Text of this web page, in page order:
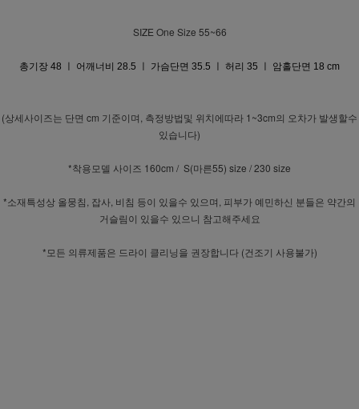
SIZE One Size 55~66
총기장 48 ㅣ 어깨너비 28.5 ㅣ 가슴단면 35.5 ㅣ 허리 35 ㅣ 암홀단면 18 cm
(상세사이즈는 단면 cm 기준이며, 측정방법및 위치에따라 1~3cm의 오차가 발생할수
있습니다)
*착용모델 사이즈 160cm / S(마른55) size / 230 size
*소재특성상 올뭉침, 잡사, 비침 등이 있을수 있으며, 피부가 예민하신 분들은 약간의
거슬림이 있을수 있으니 참고해주세요
*모든 의류제품은 드라이 클리닝을 권장합니다 (건조기 사용불가)